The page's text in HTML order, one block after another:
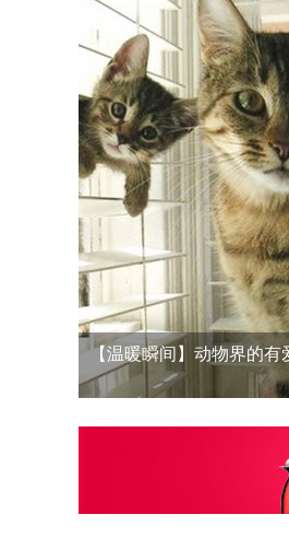
年轻妈妈。如何防止宝宝